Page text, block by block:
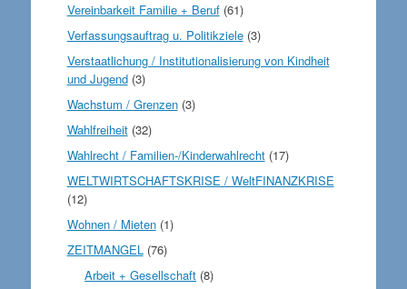
Vereinbarkeit Familie + Beruf(61)
Verfassungsauftrag u. Politikziele(3)
Verstaatlichung / Institutionalisierung von Kindheit
und Jugend(3)
Wachstum / Grenzen(3)
Wahlfreiheit(32)
Wahlrecht / Familien-/Kinderwahlrecht(17)
WELTWIRTSCHAFTSKRISE / WeltFINANZKRISE
(12)
Wohnen / Mieten(1)
ZEITMANGEL(76)
Arbeit + Gesellschaft (8)